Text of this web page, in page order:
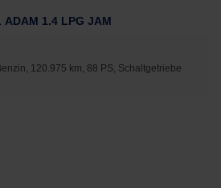
ADAM 1.4 LPG JAM
120.975 km, 88 PS, Schaltgetriebe